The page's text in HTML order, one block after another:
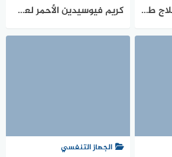
زيت الخروع – أفضل علاج طبيعي لعلاج البواسير والشرخ كريم فيوسيدين الأحمر لعلاج تسلخات المناطق الحساسة والحكة
الجهاز التنفسي